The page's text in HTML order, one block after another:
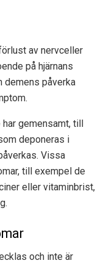
av nervceller
på hjärnans
demens påverka
gemensamt, till
deponeras i
Vissa
till exempel de
eller vitaminbrist,
och inte är